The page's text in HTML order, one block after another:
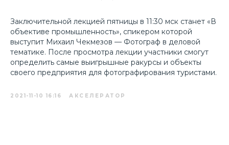
Заключительной лекцией пятницы в 11:30 мск станет «В
объективе промышленность», спикером которой
выступит Михаил Чекмезов — Фотограф в деловой
тематике. После просмотра лекции участники смогут
определить самые выигрышные ракурсы и объекты
своего предприятия для фотографирования туристами.
2021-11-10 16:16 АКСЕЛЕРАТОР